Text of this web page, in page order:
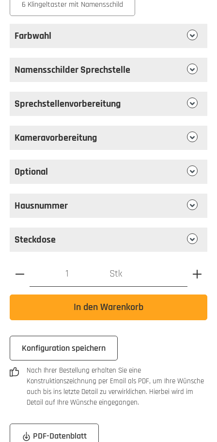
6 Klingeltaster mit Namensschild
Farbwahl
Namensschilder Sprechstelle
Sprechstellenvorbereitung
Kameravorbereitung
Optional
Hausnummer
Steckdose
Produkt Anzahl: Gib den gewünschten Wert ein oder
Stk
In den Warenkorb
Konfiguration speichern
Nach Ihrer Bestellung erhalten Sie eine
Konstruktionszeichnung per Email als PDF, um Ihre Wünsche
auch bis ins letzte Detail zu verwirklichen. Hierbei wird im
Detail auf Ihre Wünsche eingegangen.
PDF-Datenblatt